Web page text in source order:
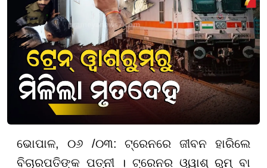
ଭୋପାଳ, ୦୬ /୦୩: ଟ୍ରେନରେ ଜୀବନ ହାରିଲେ
ବିଚାରପତିଙ୍କ ପତ୍ନୀ । ଟ୍ରେନର ଓ୍ୱାଶ୍ ରୁମ୍ ବା